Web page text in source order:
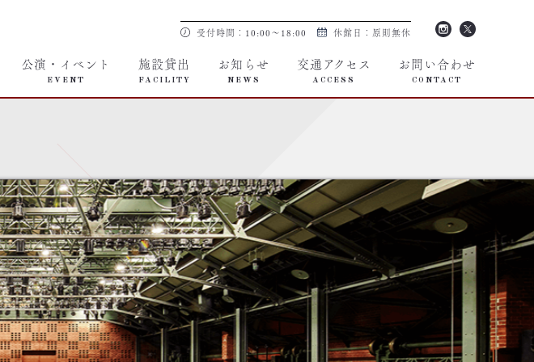
公演・イベント
EVENT
施設貸出
FACILITY
お知らせ
NEWS
交通アクセス
ACCESS
お問い合わせ
CONTACT
受付時間：10:00～18:00 休館日：原則無休